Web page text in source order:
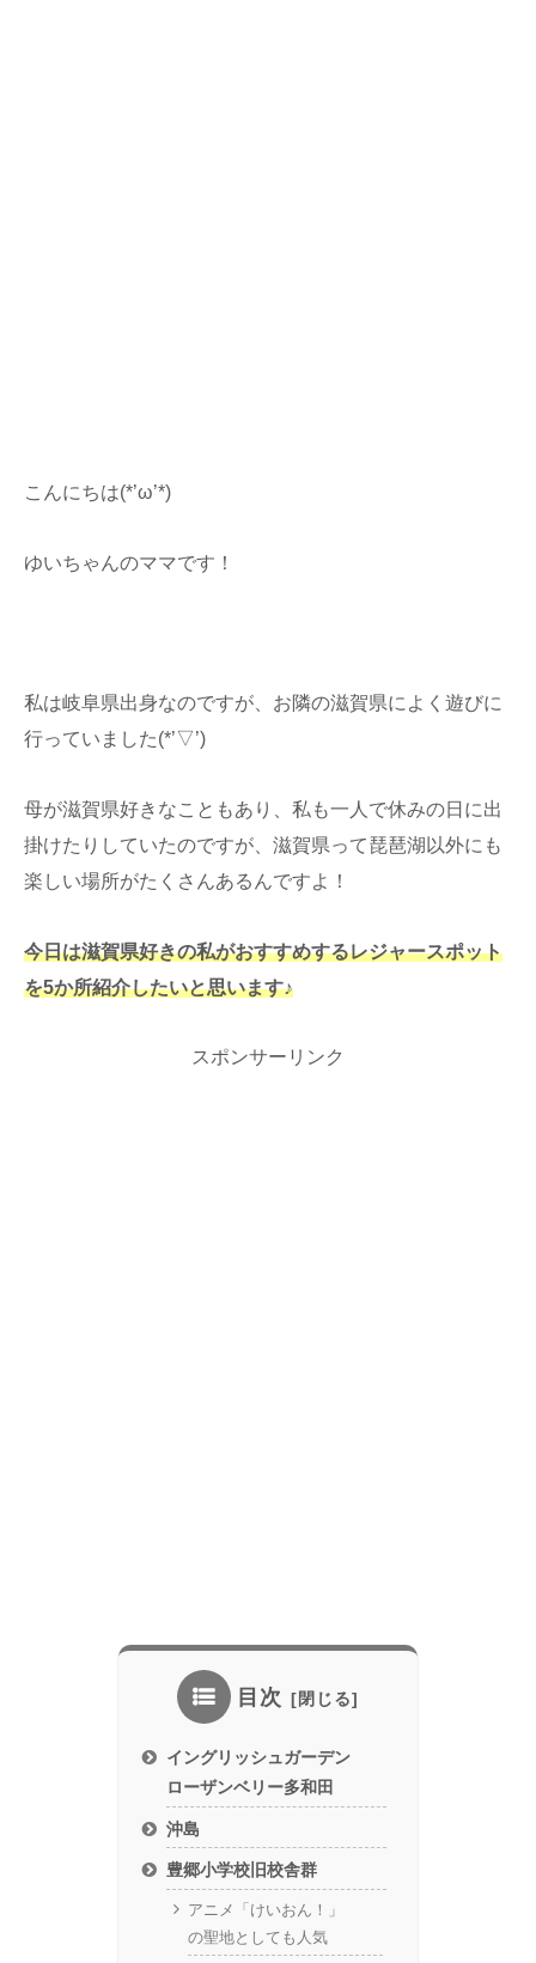
こんにちは(*’ω’*)
ゆいちゃんのママです！
私は岐阜県出身なのですが、お隣の滋賀県によく遊びに
行っていました(*’▽’)
母が滋賀県好きなこともあり、私も一人で休みの日に出
掛けたりしていたのですが、滋賀県って琵琶湖以外にも
楽しい場所がたくさんあるんですよ！
今日は滋賀県好きの私がおすすめするレジャースポット
を5か所紹介したいと思います♪
スポンサーリンク
目次
イングリッシュガーデン
ローザンベリー多和田
沖島
豊郷小学校旧校舎群
アニメ「けいおん！」
の聖地としても人気